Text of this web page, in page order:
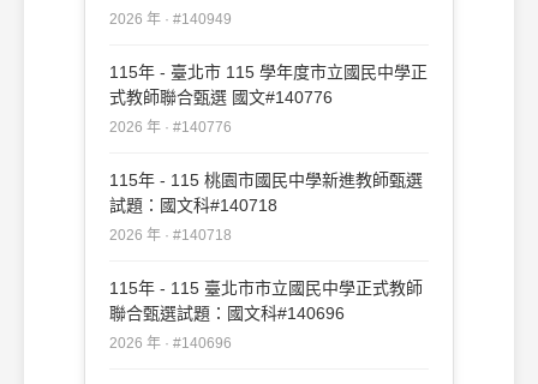
2026 年 · #140949
115年 - 臺北市 115 學年度市立國民中學正
式教師聯合甄選 國文#140776
2026 年 · #140776
115年 - 115 桃園市國民中學新進教師甄選
試題：國文科#140718
2026 年 · #140718
115年 - 115 臺北市市立國民中學正式教師
聯合甄選試題：國文科#140696
2026 年 · #140696